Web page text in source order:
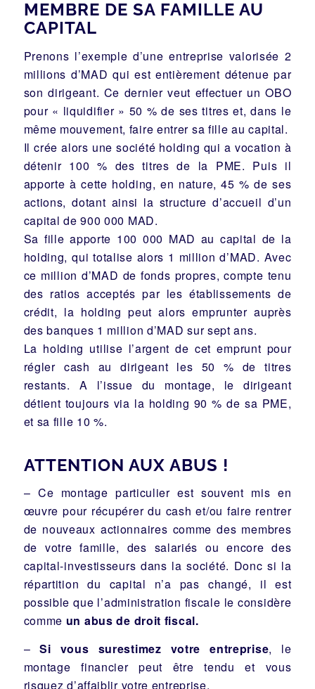
MEMBRE DE SA FAMILLE AU
CAPITAL
Prenons l’exemple d’une entreprise valorisée 2
millions d’MAD qui est entièrement détenue par
son dirigeant. Ce dernier veut effectuer un OBO
pour « liquidifier » 50 % de ses titres et, dans le
même mouvement, faire entrer sa fille au capital.
Il crée alors une société holding qui a vocation à
détenir 100 % des titres de la PME. Puis il
apporte à cette holding, en nature, 45 % de ses
actions, dotant ainsi la structure d’accueil d’un
capital de 900 000 MAD.
Sa fille apporte 100 000 MAD au capital de la
holding, qui totalise alors 1 million d’MAD. Avec
ce million d’MAD de fonds propres, compte tenu
des ratios acceptés par les établissements de
crédit, la holding peut alors emprunter auprès
des banques 1 million d’MAD sur sept ans.
La holding utilise l’argent de cet emprunt pour
régler cash au dirigeant les 50 % de titres
restants. A l’issue du montage, le dirigeant
détient toujours via la holding 90 % de sa PME,
et sa fille 10 %.
ATTENTION AUX ABUS !
– Ce montage particulier est souvent mis en
œuvre pour récupérer du cash et/ou faire rentrer
de nouveaux actionnaires comme des membres
de votre famille, des salariés ou encore des
capital-investisseurs dans la société. Donc si la
répartition du capital n’a pas changé, il est
possible que l’administration fiscale le considère
comme un abus de droit fiscal.
–Si vous surestimez votre entreprise, le
montage financier peut être tendu et vous
risquez d’affaiblir votre entreprise.